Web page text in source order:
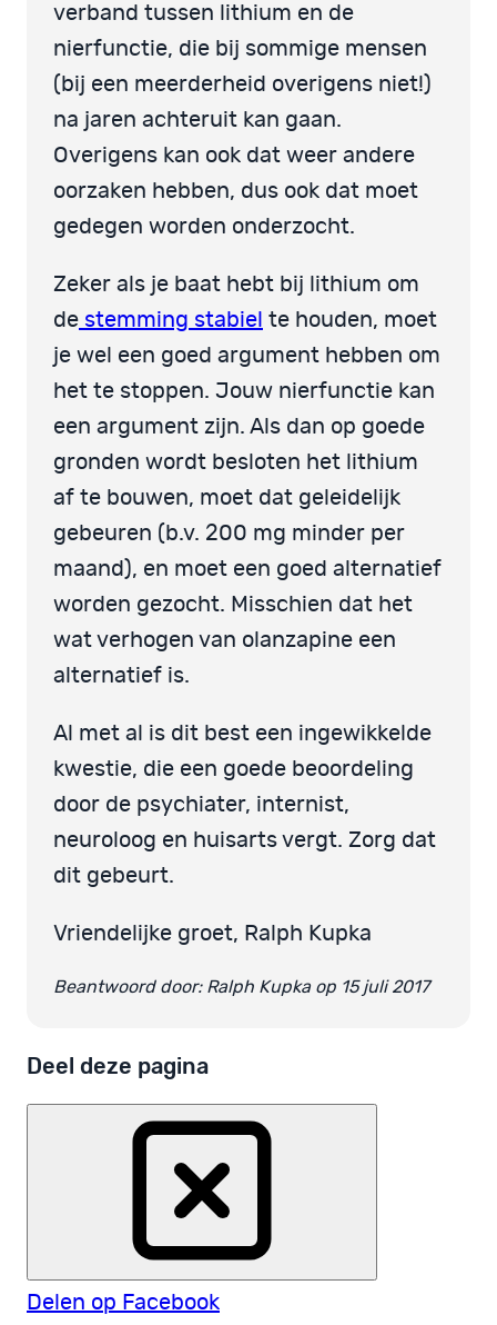
verband tussen lithium en de
nierfunctie, die bij sommige mensen
(bij een meerderheid overigens niet!)
na jaren achteruit kan gaan.
Overigens kan ook dat weer andere
oorzaken hebben, dus ook dat moet
gedegen worden onderzocht.
Zeker als je baat hebt bij lithium om
de stemming stabiel te houden, moet
je wel een goed argument hebben om
het te stoppen. Jouw nierfunctie kan
een argument zijn. Als dan op goede
gronden wordt besloten het lithium
af te bouwen, moet dat geleidelijk
gebeuren (b.v. 200 mg minder per
maand), en moet een goed alternatief
worden gezocht. Misschien dat het
wat verhogen van olanzapine een
alternatief is.
Al met al is dit best een ingewikkelde
kwestie, die een goede beoordeling
door de psychiater, internist,
neuroloog en huisarts vergt. Zorg dat
dit gebeurt.
Vriendelijke groet, Ralph Kupka
Beantwoord door: Ralph Kupka op 15 juli 2017
Deel deze pagina
Delen op Facebook